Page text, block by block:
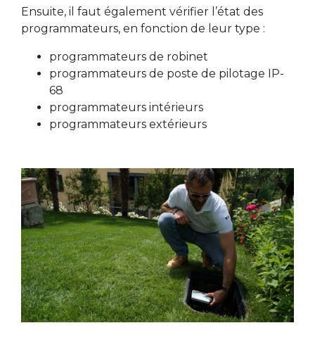
Ensuite, il faut également vérifier l’état des
programmateurs, en fonction de leur type :
programmateurs de robinet
programmateurs de poste de pilotage IP-
68
programmateurs intérieurs
programmateurs extérieurs